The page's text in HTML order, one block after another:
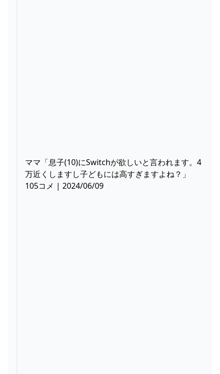
ママ「息子(10)にSwitchが欲しいと言われます。4
万近くしますし子どもには高すぎますよね？」
105コメ | 2024/06/09